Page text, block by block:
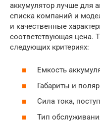
аккумулятор лучше для
списка компаний и
и качественные
соответствующая цена.
следующих критериях:
Емкость
Габариты и
Сила тока,
Тип